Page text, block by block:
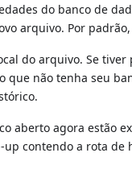
do banco de
arquivo. Por
do arquivo. Se
não tenha seu
aberto agora estão
contendo a rota de